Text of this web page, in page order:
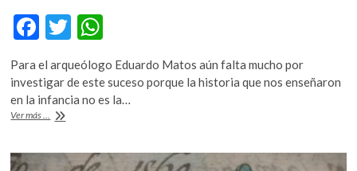
F
ac
e
b
o
o
T
w
itt
er
h
at
s
p
Para el arqueólogo Eduardo Matos aún falta mucho por
investigar de este suceso porque la historia que nos enseñaron
en la infancia no es la…
Ver más ... 500